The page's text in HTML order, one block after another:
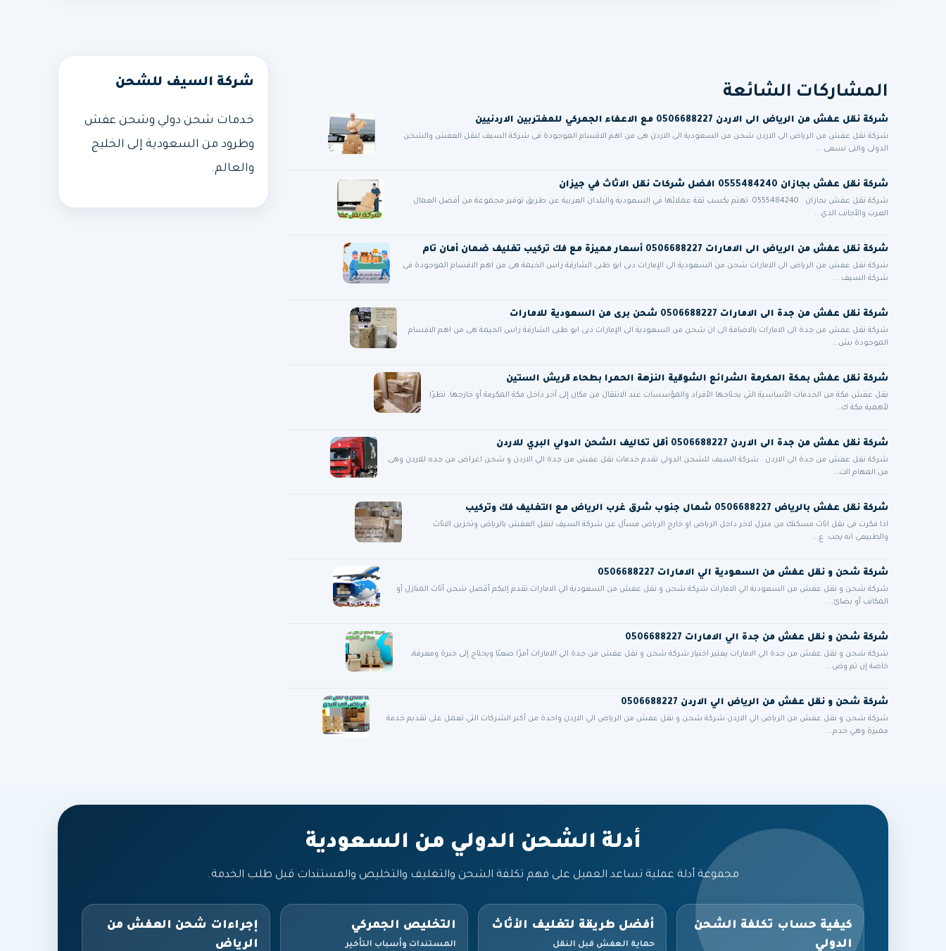
المشاركات الشائعة
شركة نقل عفش من الرياض الى الاردن 0506688227 مع الاعفاء الجمركي للمغتربين الاردنيين
شركة نقل عفش من الرياض الى الاردن شحن من السعودية الى الاردن هى من اهم الاقسام الموجودة فى شركة السيف لنقل العفش والشحن
الدولى والتى نسعى ...
شركة نقل عفش بجازان 0555484240 افضل شركات نقل الاثاث في جيزان
شركة نقل عفش بجازان 0555484240 تهتم بكسب ثقة عملائها في السعودية والبلدان العربية عن طريق توفير مجموعة من أفضل العمال
العرب والأجانب الذي...
شركة نقل عفش من الرياض الى الامارات 0506688227 أسعار مميزة مع فك تركيب تغليف ضمان أمان تام
شركة نقل عفش من الرياض الى الامارات شحن من السعودية الى الإمارات دبى ابو ظبى الشارقة راس الخيمة هى من اهم الاقسام الموجودة فى
شركة السيف ...
شركة نقل عفش من جدة الى الامارات 0506688227 شحن برى من السعودية للامارات
شركة نقل عفش من جدة الى الامارات بالاضافة الى ان شحن من السعودية الى الإمارات دبى ابو ظبى الشارقة راس الخيمة هى من اهم الاقسام
الموجودة بش...
شركة نقل عفش بمكة المكرمة الشرائع الشوقية النزهة الحمرا بطحاء قريش الستين
نقل عفش مكة من الخدمات الأساسية التي يحتاجها الأفراد والمؤسسات عند الانتقال من مكان إلى آخر داخل مكة المكرمة أو خارجها. نظرًا
لأهمية مكة ك...
شركة نقل عفش من جدة الى الاردن 0506688227 أقل تكاليف الشحن الدولي البري للاردن
شركة نقل عفش من جدة الي الاردن شركة السيف للشحن الدولي تقدم خدمات نقل عفش من جدة الي الاردن و شحن اغراض من جده للاردن وهى
من المهام الت...
شركة نقل عفش بالرياض 0506688227 شمال جنوب شرق غرب الرياض مع التغليف فك وتركيب
اذا فكرت فى نقل اثاث مسكنك من منزل لاخر داخل الرياض او خارج الرياض فسأل عن شركة السيف لنقل العفش بالرياض وتخزين الاثاث
والطبيعى انه يجب ع...
شركة شحن و نقل عفش من السعودية الي الامارات 0506688227
شركة شحن و نقل عفش من السعودية الي الامارات شركة شحن و نقل عفش من السعودية الي الامارات تقدم إليكم أفضل شحن أثاث المنازل أو
المكاتب أو بضائ...
شركة شحن و نقل عفش من جدة الي الامارات 0506688227
شركة شحن و نقل عفش من جدة الي الامارات يعتبر اختيار شركة شحن و نقل عفش من جدة الي الامارات أمرًا صعبًا ويحتاج إلى خبرة ومعرفة،
خاصة إن تم وض...
شركة شحن و نقل عفش من الرياض الي الاردن 0506688227
شركة شحن و نقل عفش من الرياض الي الاردن شركة شحن و نقل عفش من الرياض الي الاردن واحدة من أكبر الشركات التي تعمل على تقديم خدمة
مميزة وهي خدم...
شركة السيف للشحن
خدمات شحن دولي وشحن عفش
وطرود من السعودية إلى الخليج
والعالم.
أدلة الشحن الدولي من السعودية
مجموعة أدلة عملية تساعد العميل على فهم تكلفة الشحن والتغليف والتخليص والمستندات قبل طلب الخدمة.
كيفية حساب تكلفة الشحن
الدولي
أفضل طريقة لتغليف الأثاث
حماية العفش قبل النقل
التخليص الجمركي
المستندات وأسباب التأخير
إجراءات شحن العفش من
الرياض